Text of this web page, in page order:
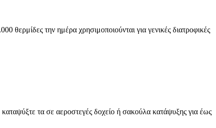
την ημέρα χρησιμοποιούνται για γενικές διατροφικές
τα σε αεροστεγές δοχείο ή σακούλα κατάψυξης για έως